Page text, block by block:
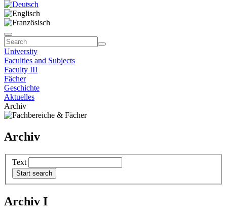
University
Faculties and Subjects
Faculty III
Fächer
Geschichte
Aktuelles
Archiv
Archiv
Text
Archiv I